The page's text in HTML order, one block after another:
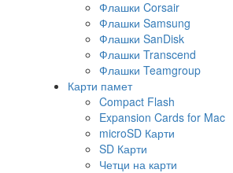
Флашки Corsair
Флашки Samsung
Флашки SanDisk
Флашки Transcend
Флашки Teamgroup
Карти памет
Compact Flash
Expansion Cards for Mac
microSD Карти
SD Карти
Четци на карти